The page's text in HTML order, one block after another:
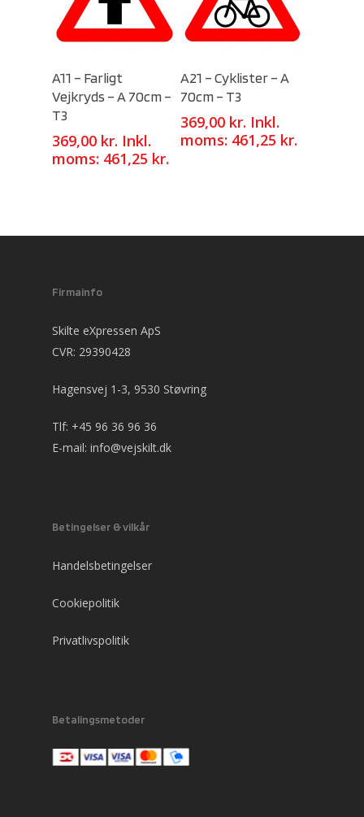
A11 – Farligt
Vejkryds – A 70cm –
T3
369,00 kr. Inkl.
moms: 461,25 kr.
A21 – Cyklister – A
70cm – T3
369,00 kr. Inkl.
moms: 461,25 kr.
Firmainfo
Skilte eXpressen ApS
CVR: 29390428
Hagensvej 1-3, 9530 Støvring
Tlf: +45 96 36 96 36
E-mail: info@vejskilt.dk
Betingelser & vilkår
Handelsbetingelser
Cookiepolitik
Privatlivspolitik
Betalingsmetoder